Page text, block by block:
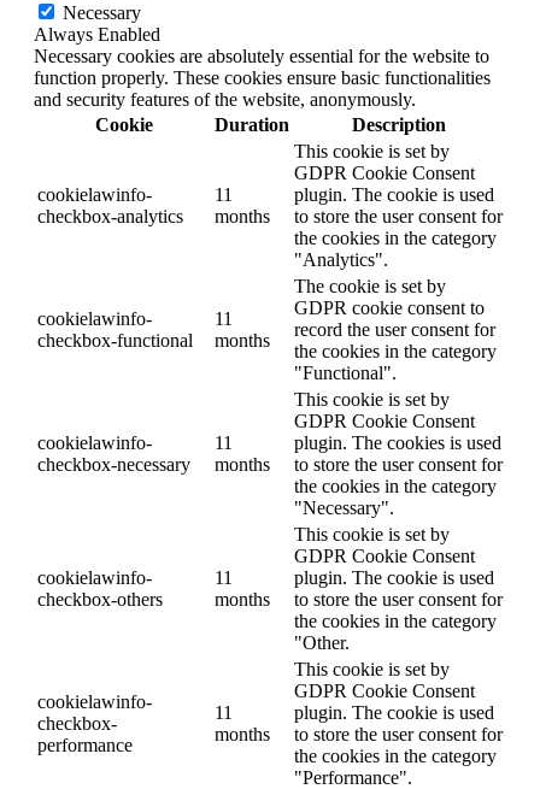
Necessary
Always Enabled
Necessary cookies are absolutely essential for the website to
function properly. These cookies ensure basic functionalities
and security features of the website, anonymously.
Cookie
Duration Description
cookielawinfo-
checkbox-analytics
11
months
This cookie is set by
GDPR Cookie Consent
plugin. The cookie is used
to store the user consent for
the cookies in the category
"Analytics".
cookielawinfo-
checkbox-functional
11
months
The cookie is set by
GDPR cookie consent to
record the user consent for
the cookies in the category
"Functional".
cookielawinfo-
checkbox-necessary
11
months
This cookie is set by
GDPR Cookie Consent
plugin. The cookies is used
to store the user consent for
the cookies in the category
"Necessary".
cookielawinfo-
checkbox-others
11
months
This cookie is set by
GDPR Cookie Consent
plugin. The cookie is used
to store the user consent for
the cookies in the category
"Other.
cookielawinfo-
checkbox-
performance
11
months
This cookie is set by
GDPR Cookie Consent
plugin. The cookie is used
to store the user consent for
the cookies in the category
"Performance".